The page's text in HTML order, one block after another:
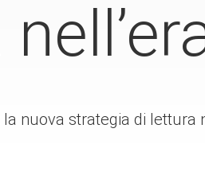
nuova strategia di lettura